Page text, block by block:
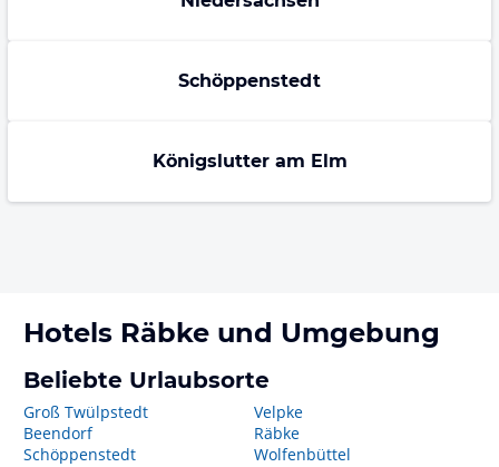
Schöppenstedt
Königslutter am Elm
Hotels Räbke und Umgebung
Beliebte Urlaubsorte
Groß Twülpstedt
Beendorf
Schöppenstedt
Velpke
Räbke
Wolfenbüttel